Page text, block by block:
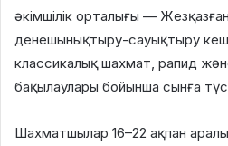
әкімшілік орталығы —
денешынықтыру-сауықтыру
классикалық шахмат, рапид
бақылаулары бойынша сынға
Шахматшылар 16–22 ақпан